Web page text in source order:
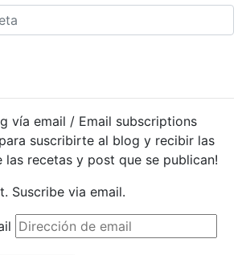
vía email / Email subscriptions
suscribirte al blog y recibir las
las recetas y post que se publican!
Suscribe via email.